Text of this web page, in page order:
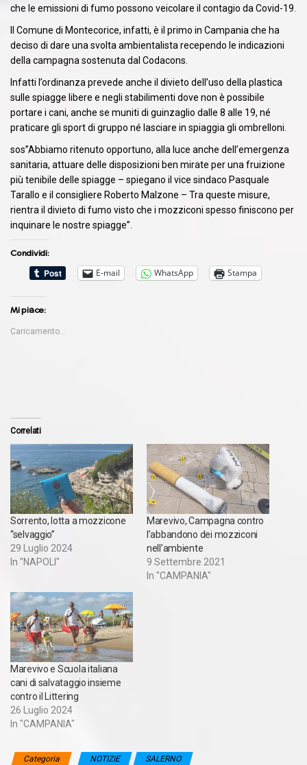
che le emissioni di fumo possono veicolare il contagio da Covid-19.
Il Comune di Montecorice, infatti, è il primo in Campania che ha
deciso di dare una svolta ambientalista recependo le indicazioni
della campagna sostenuta dal Codacons.
Infatti l’ordinanza prevede anche il divieto dell’uso della plastica
sulle spiagge libere e negli stabilimenti dove non è possibile
portare i cani, anche se muniti di guinzaglio dalle 8 alle 19, né
praticare gli sport di gruppo né lasciare in spiaggia gli ombrelloni.
sos”Abbiamo ritenuto opportuno, alla luce anche dell’emergenza
sanitaria, attuare delle disposizioni ben mirate per una fruizione
più tenibile delle spiagge – spiegano il vice sindaco Pasquale
Tarallo e il consigliere Roberto Malzone – Tra queste misure,
rientra il divieto di fumo visto che i mozziconi spesso finiscono per
inquinare le nostre spiagge”.
Condividi:
E-mail
WhatsApp Stampa
Mi piace:
Caricamento...
Correlati
Sorrento, lotta a mozzicone
“selvaggio”
29 Luglio 2024
In "NAPOLI"
Marevivo, Campagna contro
l’abbandono dei mozziconi
nell’ambiente
9 Settembre 2021
In "CAMPANIA"
Marevivo e Scuola italiana
cani di salvataggio insieme
contro il Littering
26 Luglio 2024
In "CAMPANIA"
Categoria NOTIZIE SALERNO